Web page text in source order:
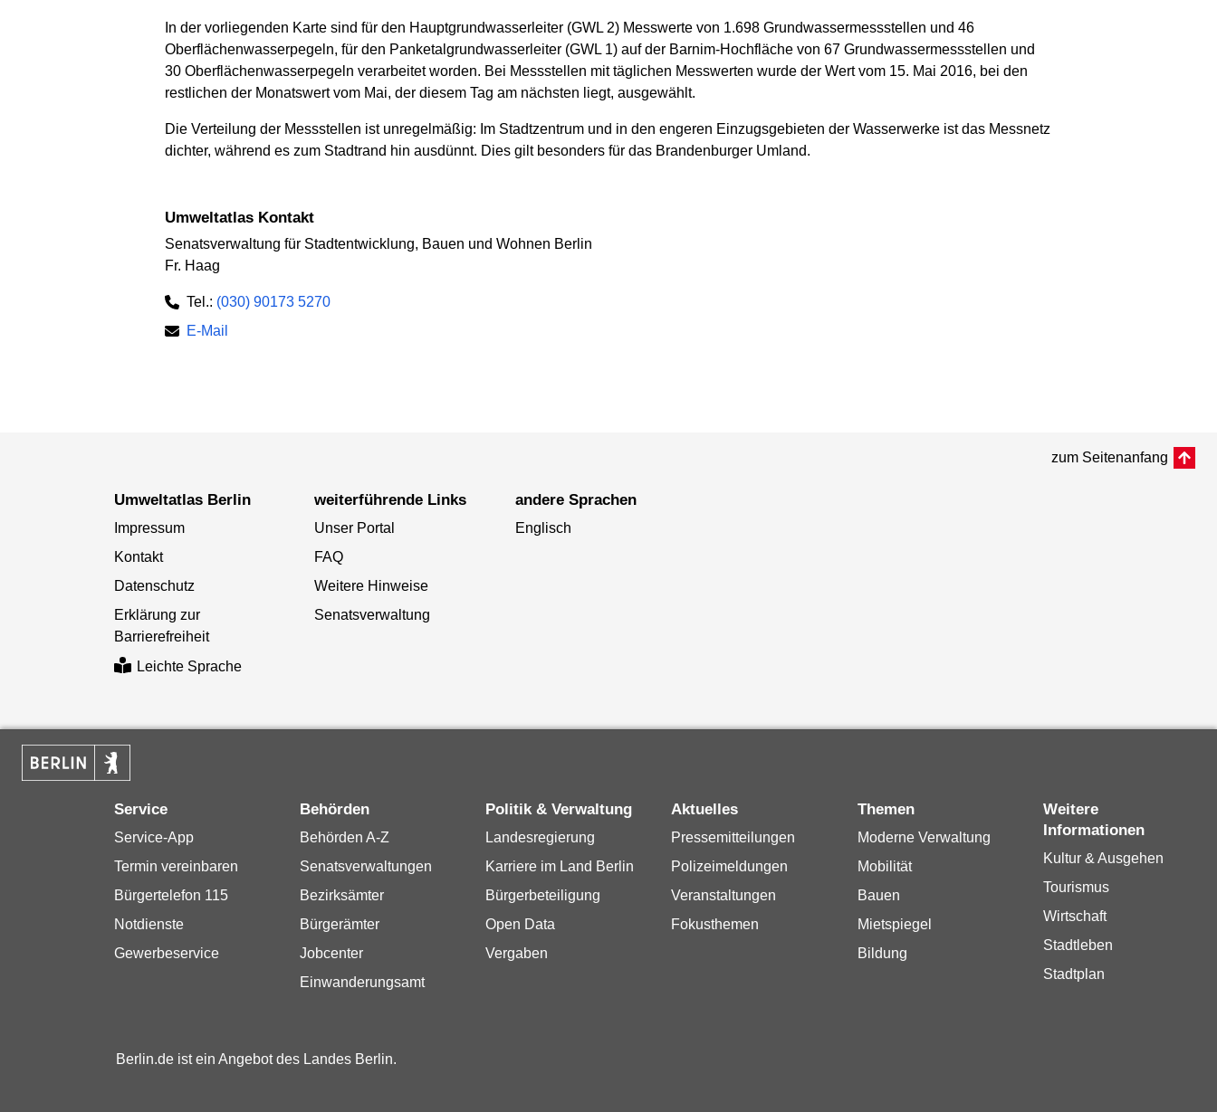
In der vorliegenden Karte sind für den Hauptgrundwasserleiter (GWL 2) Messwerte von 1.698 Grundwassermessstellen und 46
Oberflächenwasserpegeln, für den Panketalgrundwasserleiter (GWL 1) auf der Barnim-Hochfläche von 67 Grundwassermessstellen und
30 Oberflächenwasserpegeln verarbeitet worden. Bei Messstellen mit täglichen Messwerten wurde der Wert vom 15. Mai 2016, bei den
restlichen der Monatswert vom Mai, der diesem Tag am nächsten liegt, ausgewählt.
Die Verteilung der Messstellen ist unregelmäßig: Im Stadtzentrum und in den engeren Einzugsgebieten der Wasserwerke ist das Messnetz
dichter, während es zum Stadtrand hin ausdünnt. Dies gilt besonders für das Brandenburger Umland.
Umweltatlas Kontakt
Senatsverwaltung für Stadtentwicklung, Bauen und Wohnen Berlin
Fr. Haag
Tel.: (030) 90173 5270
E-Mail
zum Seitenanfang
Umweltatlas Berlin
Impressum
Kontakt
Datenschutz
Erklärung zur
Barrierefreiheit
Leichte Sprache
weiterführende Links
Unser Portal
FAQ
Weitere Hinweise
Senatsverwaltung
andere Sprachen
Englisch
Service
Service-App
Termin vereinbaren
Bürgertelefon 115
Notdienste
Gewerbeservice
Behörden
Behörden A-Z
Senatsverwaltungen
Bezirksämter
Bürgerämter
Jobcenter
Einwanderungsamt
Politik & Verwaltung
Landesregierung
Karriere im Land Berlin
Bürgerbeteiligung
Open Data
Vergaben
Aktuelles
Pressemitteilungen
Polizeimeldungen
Veranstaltungen
Fokusthemen
Themen
Moderne Verwaltung
Mobilität
Bauen
Mietspiegel
Bildung
Weitere
Informationen
Kultur & Ausgehen
Tourismus
Wirtschaft
Stadtleben
Stadtplan
Berlin.de ist ein Angebot des Landes Berlin.